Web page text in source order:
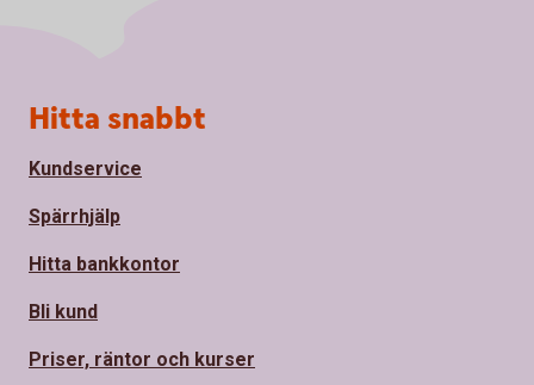
Sidfot
Hitta snabbt
Kundservice
Spärrhjälp
Hitta bankkontor
Bli kund
Priser, räntor och kurser